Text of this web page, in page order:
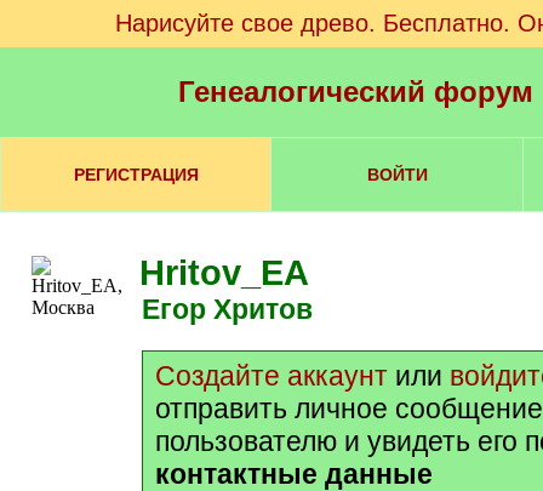
Нарисуйте свое древо. Бесплатно.
Генеалогический
РЕГИСТРАЦИЯ ВОЙТИ
Hritov_EA
Егор Хритов
Создайте аккаунт или
отправить личное
пользователю и увидеть его
контактные данные